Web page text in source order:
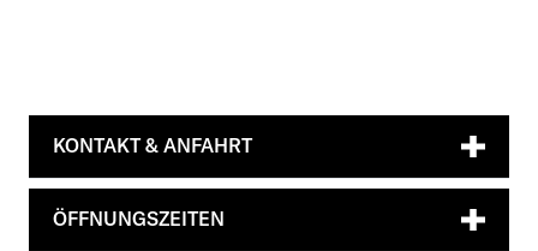
KONTAKT & ANFAHRT
ÖFFNUNGSZEITEN